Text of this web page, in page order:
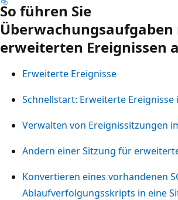
So führen Sie
erweiterten Ereignissen
Erweiterte Ereignisse
Schnellstart: Erweiterte Ereignisse
Verwalten von Ereignissitzungen
Ändern einer Sitzung für
Konvertieren eines vorhandenen
Ablaufverfolgungsskripts in eine